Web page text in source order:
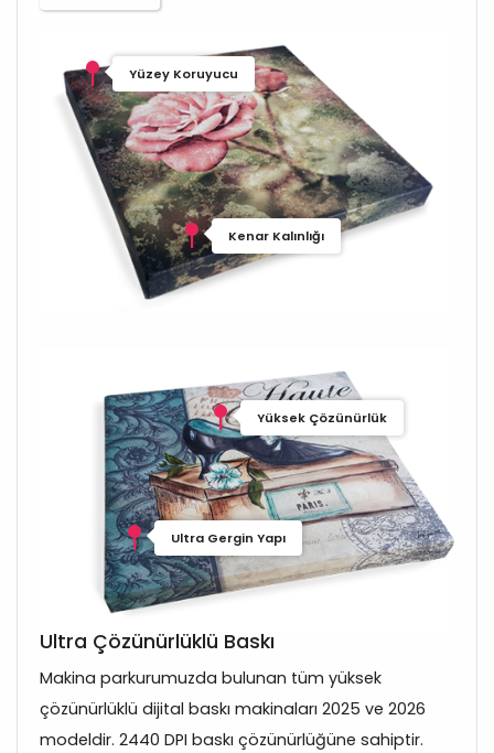
Yüzey Koruyucu
Kenar Kalınlığı
Yüksek Çözünürlük
Ultra Gergin Yapı
Ultra Çözünürlüklü Baskı
Makina parkurumuzda bulunan tüm yüksek
çözünürlüklü dijital baskı makinaları 2025 ve 2026
modeldir. 2440 DPI baskı çözünürlüğüne sahiptir.